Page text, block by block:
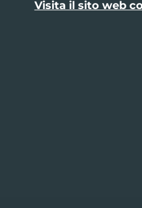
Visita il sito web